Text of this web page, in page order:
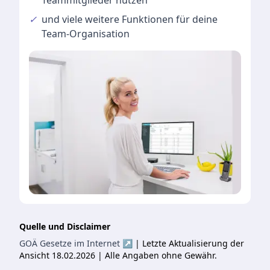
✓ und vieleweitere Funktionen für deine
Team-Organisation
Quelle und Disclaimer
GOÄ Gesetze im Internet ↗ | Letzte Aktualisierung der
Ansicht 18.02.2026 | Alle Angaben ohne Gewähr.